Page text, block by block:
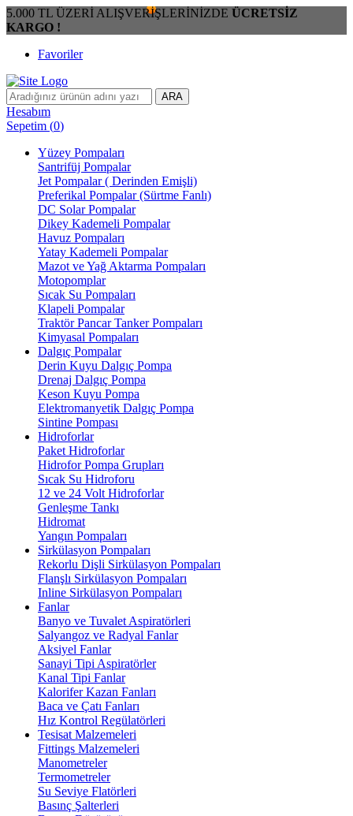
5.000 TL ÜZERİ ALIŞVERİŞLERİNİZDE ÜCRETSİZ
KARGO !
Favoriler
ARA
Hesabım
Sepetim (0)
Yüzey Pompaları
Santrifüj Pompalar
Jet Pompalar ( Derinden Emişli)
Preferikal Pompalar (Sürtme Fanlı)
DC Solar Pompalar
Dikey Kademeli Pompalar
Havuz Pompaları
Yatay Kademeli Pompalar
Mazot ve Yağ Aktarma Pompaları
Motopomplar
Sıcak Su Pompaları
Klapeli Pompalar
Traktör Pancar Tanker Pompaları
Kimyasal Pompaları
Dalgıç Pompalar
Derin Kuyu Dalgıç Pompa
Drenaj Dalgıç Pompa
Keson Kuyu Pompa
Elektromanyetik Dalgıç Pompa
Sintine Pompası
Hidroforlar
Paket Hidroforlar
Hidrofor Pompa Grupları
Sıcak Su Hidroforu
12 ve 24 Volt Hidroforlar
Genleşme Tankı
Hidromat
Yangın Pompaları
Sirkülasyon Pompaları
Rekorlu Dişli Sirkülasyon Pompaları
Flanşlı Sirkülasyon Pompaları
Inline Sirkülasyon Pompaları
Fanlar
Banyo ve Tuvalet Aspiratörleri
Salyangoz ve Radyal Fanlar
Aksiyel Fanlar
Sanayi Tipi Aspiratörler
Kanal Tipi Fanlar
Kalorifer Kazan Fanları
Baca ve Çatı Fanları
Hız Kontrol Regülatörleri
Tesisat Malzemeleri
Fittings Malzemeleri
Manometreler
Termometreler
Su Seviye Flatörleri
Basınç Şalterleri